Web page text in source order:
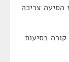
הסיעה צריכה
בסיעות